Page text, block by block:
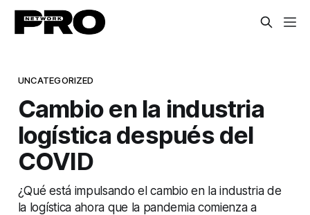
UNCATEGORIZED
Cambio en la industria
logística después del
COVID
¿Qué está impulsando el cambio en la industria de
la logística ahora que la pandemia comienza a